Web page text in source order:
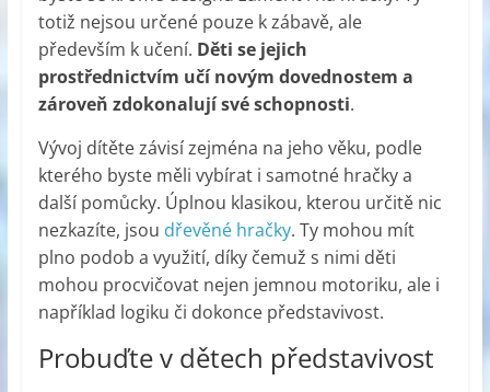
totiž nejsou určené pouze k zábavě, ale
především k učení. Děti se jejich
prostřednictvím učí novým dovednostem a
zároveň zdokonalují své schopnosti.
Vývoj dítěte závisí zejména na jeho věku, podle
kterého byste měli vybírat i samotné hračky a
další pomůcky. Úplnou klasikou, kterou určitě nic
nezkazíte, jsou dřevěné hračky. Ty mohou mít
plno podob a využití, díky čemuž s nimi děti
mohou procvičovat nejen jemnou motoriku, ale i
například logiku či dokonce představivost.
Probuďte v dětech představivost